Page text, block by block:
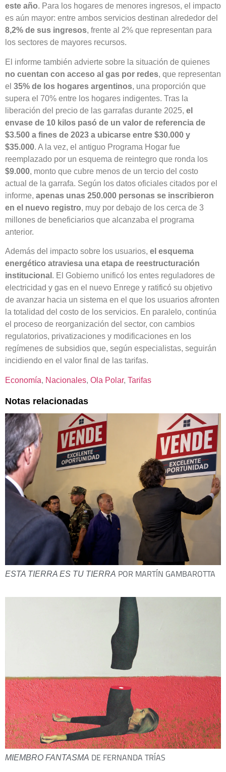
este año. Para los hogares de menores ingresos, el impacto
es aún mayor: entre ambos servicios destinan alrededor del
8,2% de sus ingresos, frente al 2% que representan para
los sectores de mayores recursos.
El informe también advierte sobre la situación de quienes
no cuentan con acceso al gas por redes, que representan
el 35% de los hogares argentinos, una proporción que
supera el 70% entre los hogares indigentes. Tras la
liberación del precio de las garrafas durante 2025, el
envase de 10 kilos pasó de un valor de referencia de
$3.500 a fines de 2023 a ubicarse entre $30.000 y
$35.000. A la vez, el antiguo Programa Hogar fue
reemplazado por un esquema de reintegro que ronda los
$9.000, monto que cubre menos de un tercio del costo
actual de la garrafa. Según los datos oficiales citados por el
informe, apenas unas 250.000 personas se inscribieron
en el nuevo registro, muy por debajo de los cerca de 3
millones de beneficiarios que alcanzaba el programa
anterior.
Además del impacto sobre los usuarios, el esquema
energético atraviesa una etapa de reestructuración
institucional . El Gobierno unificó los entes reguladores de
electricidad y gas en el nuevo Enrege y ratificó su objetivo
de avanzar hacia un sistema en el que los usuarios afronten
la totalidad del costo de los servicios. En paralelo, continúa
el proceso de reorganización del sector, con cambios
regulatorios, privatizaciones y modificaciones en los
regímenes de subsidios que, según especialistas, seguirán
incidiendo en el valor final de las tarifas.
Economía, Nacionales, Ola Polar, Tarifas
Notas relacionadas
ESTA TIERRA ES TU TIERRA POR MARTÍN GAMBAROTTA
MIEMBRO FANTASMA DE FERNANDA TRÍAS